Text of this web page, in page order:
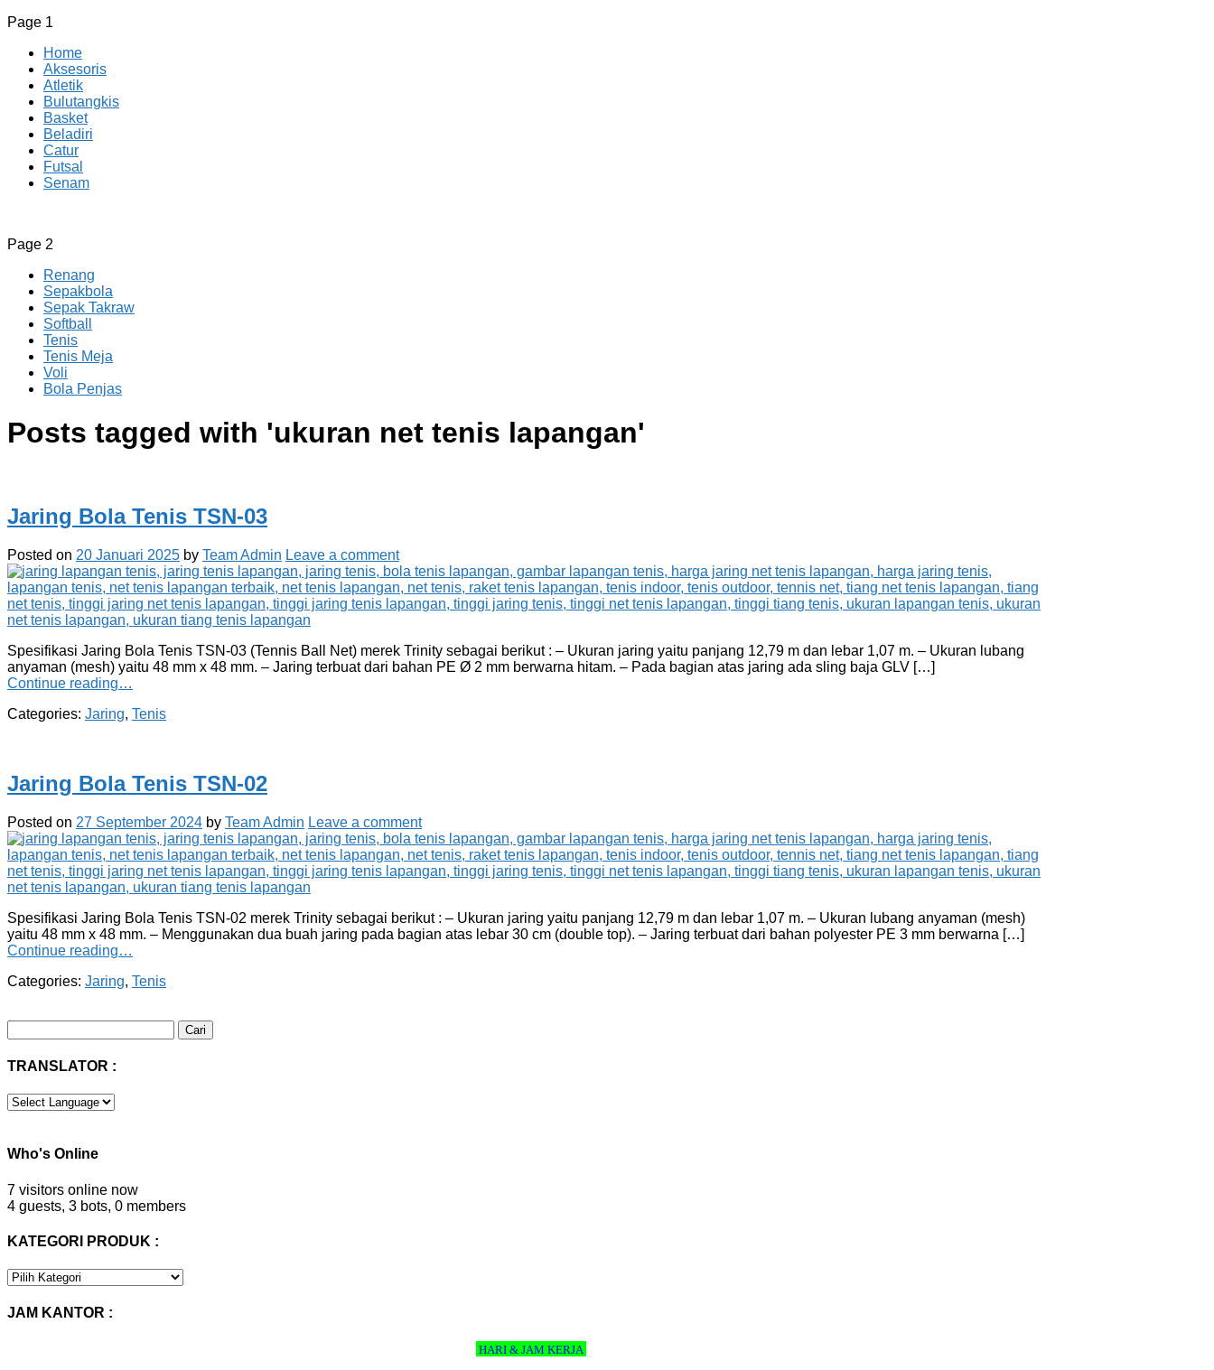
Page 1
Home
Aksesoris
Atletik
Bulutangkis
Basket
Beladiri
Catur
Futsal
Senam
CV JAYA BERSAMA Co Id
Menyediakan Semua Perlengkapan Olahraga Yang Lengkap, Berkualitas Dengan Harga Yang Murah
Page 2
Renang
Sepakbola
Sepak Takraw
Softball
Tenis
Tenis Meja
Voli
Bola Penjas
Posts tagged with 'ukuran net tenis lapangan'
Jaring Bola Tenis TSN-03
Posted on 20 Januari 2025 by Team Admin Leave a comment
Spesifikasi Jaring Bola Tenis TSN-03 (Tennis Ball Net) merek Trinity sebagai berikut : – Ukuran jaring yaitu panjang 12,79 m dan lebar 1,07 m. – Ukuran lubang
anyaman (mesh) yaitu 48 mm x 48 mm. – Jaring terbuat dari bahan PE Ø 2 mm berwarna hitam. – Pada bagian atas jaring ada sling baja GLV […]
Continue reading…
Categories: Jaring, Tenis
Jaring Bola Tenis TSN-02
Posted on 27 September 2024 by Team Admin Leave a comment
Spesifikasi Jaring Bola Tenis TSN-02 merek Trinity sebagai berikut : – Ukuran jaring yaitu panjang 12,79 m dan lebar 1,07 m. – Ukuran lubang anyaman (mesh)
yaitu 48 mm x 48 mm. – Menggunakan dua buah jaring pada bagian atas lebar 30 cm (double top). – Jaring terbuat dari bahan polyester PE 3 mm berwarna […]
Continue reading…
Categories: Jaring, Tenis
untuk:
TRANSLATOR :
Who's Online
7 visitors online now
4 guests, 3 bots, 0 members
KATEGORI PRODUK :
KATEGORI
JAM KANTOR :
HARI & JAM KERJA